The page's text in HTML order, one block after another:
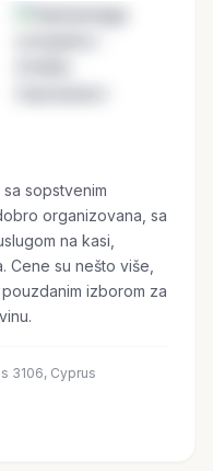
sopstvenim
organizovana, sa
na kasi,
Cene su nešto više,
izborom za
3106, Cyprus